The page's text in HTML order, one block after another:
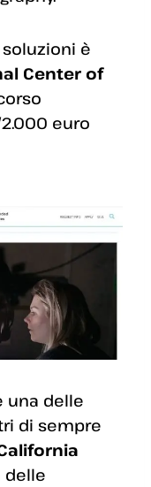
è
Center of
euro
una delle
di sempre
delle